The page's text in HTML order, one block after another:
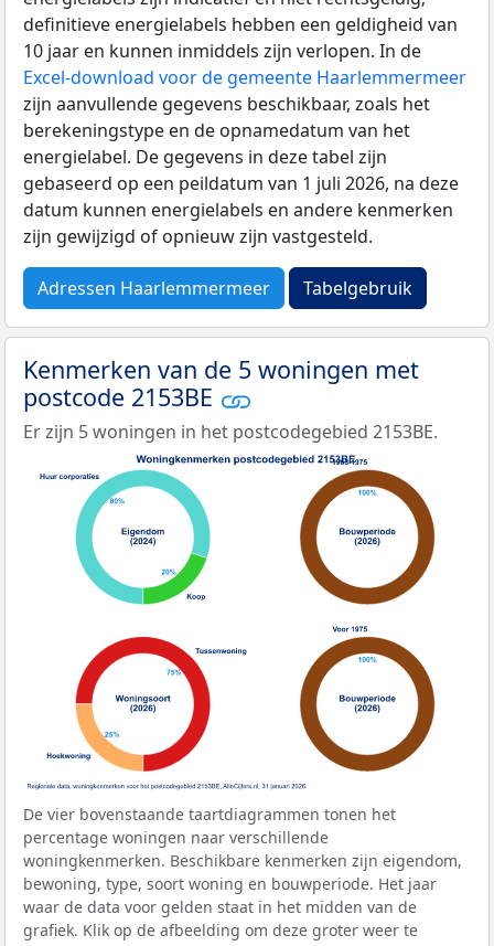
definitieve energielabels hebben een geldigheid van
10 jaar en kunnen inmiddels zijn verlopen. In de
Excel-download voor de gemeente Haarlemmermeer
zijn aanvullende gegevens beschikbaar, zoals het
berekeningstype en de opnamedatum van het
energielabel. De gegevens in deze tabel zijn
gebaseerd op een peildatum van 1 juli 2026, na deze
datum kunnen energielabels en andere kenmerken
zijn gewijzigd of opnieuw zijn vastgesteld.
Adressen Haarlemmermeer Tabelgebruik
Kenmerken van de 5 woningen met
postcode 2153BE
Er zijn 5 woningen in het postcodegebied 2153BE.
De vier bovenstaande taartdiagrammen tonen het
percentage woningen naar verschillende
woningkenmerken. Beschikbare kenmerken zijn eigendom,
bewoning, type, soort woning en bouwperiode. Het jaar
waar de data voor gelden staat in het midden van de
grafiek. Klik op de afbeelding om deze groter weer te